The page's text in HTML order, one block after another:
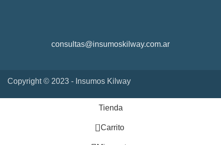
consultas@insumoskilway.com.ar
Copyright © 2023 - Insumos Kilway
Tienda
0 Carrito